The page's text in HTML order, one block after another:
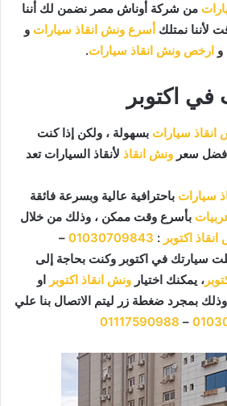
من شركة أوناش مصر نضمن لك أننا
نمتلك أسرع ونش انقاذ سيارات و
و ارخص ونش انقاذ سيارات.
في اكتوبر
انقاذ سيارات بسهولة ، ولكن إذا كنت
سعر ونش انقاذ لأنقاذ السيارات تعد
سيارات باحترافية عالية وبسرعة فائقة
بأسرع وقت ممكن ، وذلك من خلال
اكتوبر :
01030709843
–
سيارتك في اكتوبر وكنت بحاجة إلى
، يمكنك اختيار ونش انقاذ اكتوبر او
وذلك بمجرد ضغطة زر ليتم الاتصال بنا علي
–
01117590988